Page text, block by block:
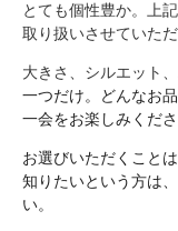
とても個性豊か。上
取り扱いさせていただ
大きさ、シルエット
一つだけ。どんなお
一会をお楽しみくださ
お選びいただくこと
知りたいという方は
い。